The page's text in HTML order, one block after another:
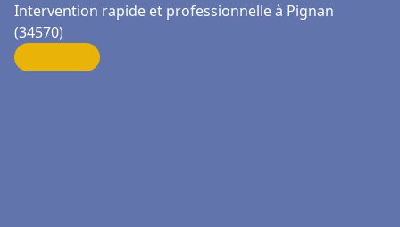
Intervention rapide et professionnelle à Pignan
(34570)